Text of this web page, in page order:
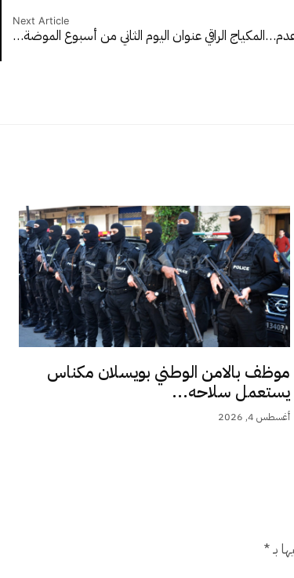
Next Article
المكياج الراقي عنوان اليوم الثاني من أسبوع الموضة…
موظف بالامن الوطني بويسلان مكناس
يستعمل سلاحه...
أغسطس 4, 2026
بـ*